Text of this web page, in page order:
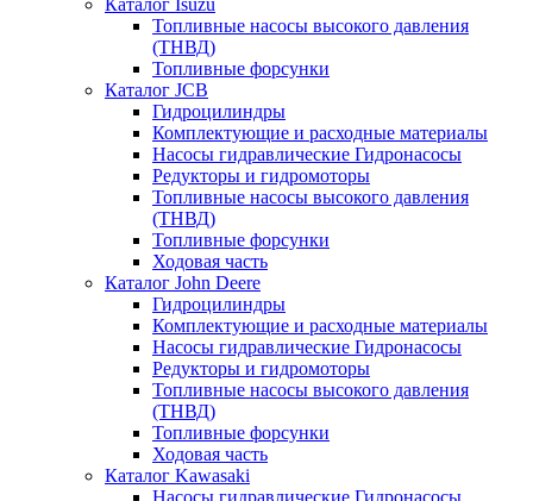
Каталог Isuzu
Топливные насосы высокого давления
(ТНВД)
Топливные форсунки
Каталог JCB
Гидроцилиндры
Комплектующие и расходные материалы
Насосы гидравлические Гидронасосы
Редукторы и гидромоторы
Топливные насосы высокого давления
(ТНВД)
Топливные форсунки
Ходовая часть
Каталог John Deere
Гидроцилиндры
Комплектующие и расходные материалы
Насосы гидравлические Гидронасосы
Редукторы и гидромоторы
Топливные насосы высокого давления
(ТНВД)
Топливные форсунки
Ходовая часть
Каталог Kawasaki
Насосы гидравлические Гидронасосы